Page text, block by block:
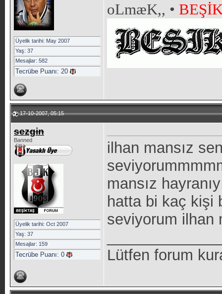
Üyelik tarihi: May 2007
Yaş: 37
Mesajlar: 582
Tecrübe Puanı: 20
oLmæK,, •
17-10-2007, 05:15
sezgin
Banned
Üyelik tarihi: Oct 2007
Yaş: 37
Mesajlar: 159
Tecrübe Puanı: 0
ilhan mansız
mansız
hatta bi kaç kişi
seviyorum ilhan
Lütfen forum